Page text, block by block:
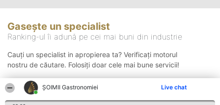
ȘOIMII Gastronomiei Live chat
Gasește un specialist
Ranking-ul îi adună pe cei mai buni din industrie
Cauți un specialist in apropierea ta? Verificați motorul
nostru de căutare. Folosiți doar cele mai bune servicii!